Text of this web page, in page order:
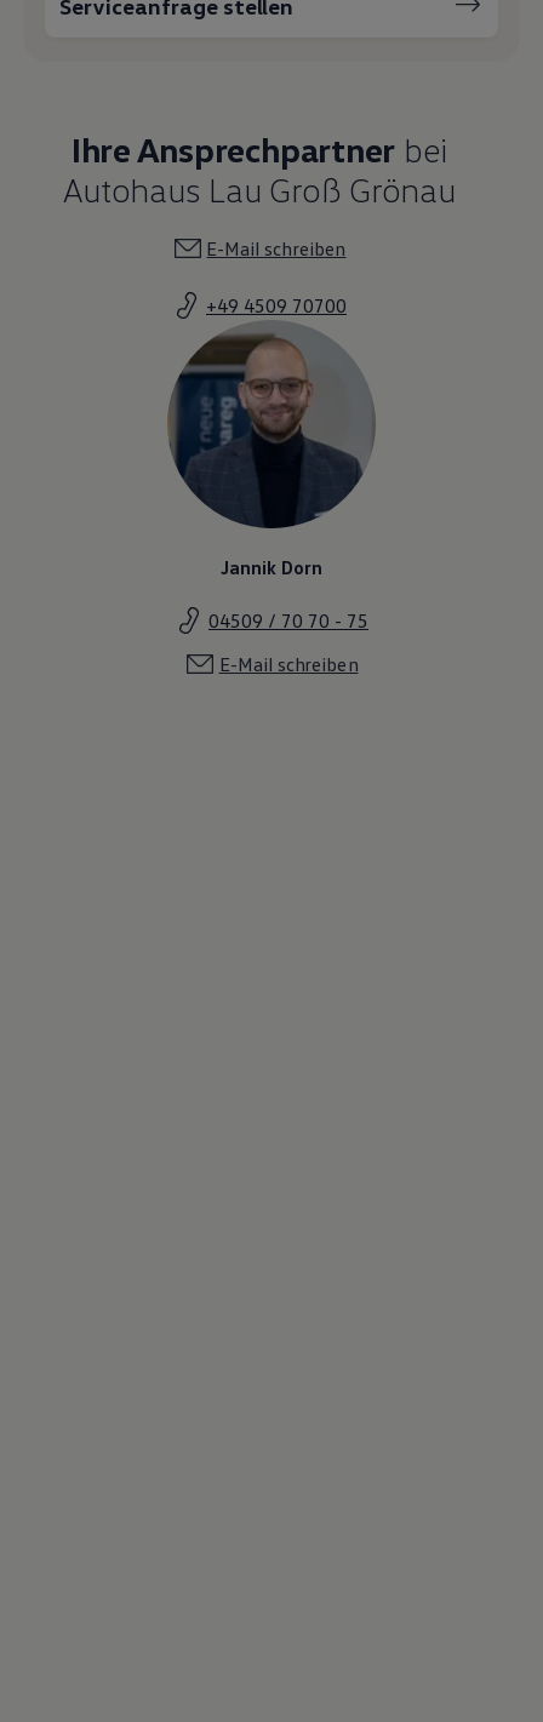
Serviceanfrage stellen
Ihre Ansprechpartner bei
Autohaus Lau Groß Grönau
E-Mail schreiben
+49 4509 70700
Jannik Dorn
04509 / 70 70 - 75
E-Mail schreiben